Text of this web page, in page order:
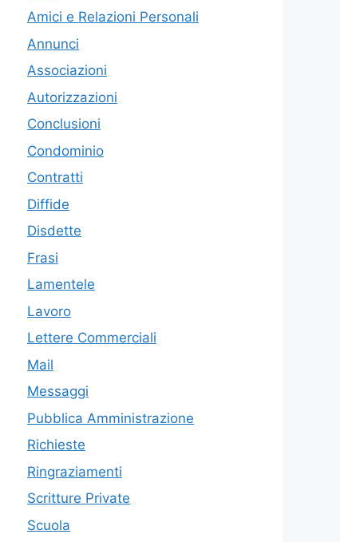
Amici e Relazioni Personali
Annunci
Associazioni
Autorizzazioni
Conclusioni
Condominio
Contratti
Diffide
Disdette
Frasi
Lamentele
Lavoro
Lettere Commerciali
Mail
Messaggi
Pubblica Amministrazione
Richieste
Ringraziamenti
Scritture Private
Scuola